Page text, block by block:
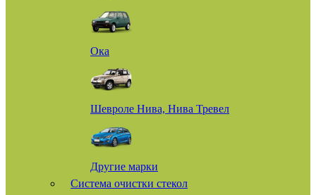
Ока
Шевроле Нива, Нива Тревел
Другие марки
Система очистки стекол